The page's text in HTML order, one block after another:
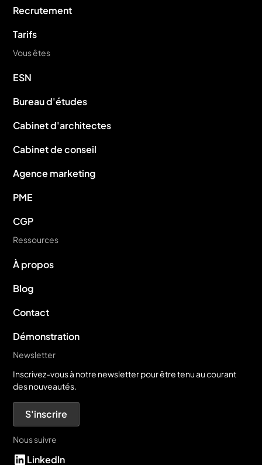
Recrutement
Tarifs
Vous êtes
ESN
Bureau d'études
Cabinet d'architectes
Cabinet de conseil
Agence marketing
PME
CGP
Ressources
À propos
Blog
Contact
Démonstration
Newsletter
Inscrivez-vous à notre newsletter pour être tenu au courant
des nouveautés.
S'inscrire
Nous suivre
LinkedIn